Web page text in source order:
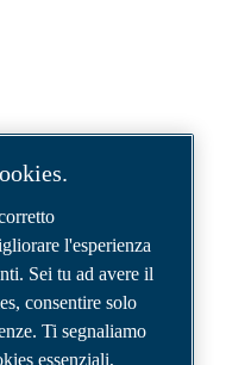
l'esperienza
Sei tu ad avere il
consentire solo
Ti segnaliamo
essenziali,